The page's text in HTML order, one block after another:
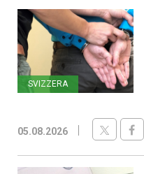
SVIZZERA
05.08.2026